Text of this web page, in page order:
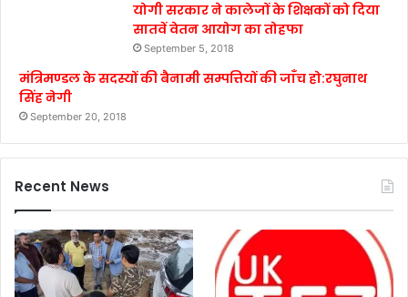
योगी सरकार ने कालेजों के शिक्षकों को दिया
सातवें वेतन आयोग का तोहफा
September 5, 2018
मंत्रिमण्डल के सदस्यों की बैनामी सम्पत्तियों की जाँच हो:रघुनाथ
सिंह नेगी
September 20, 2018
Recent News